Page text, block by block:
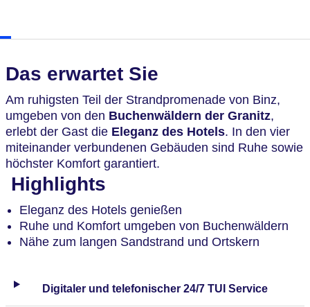
Das erwartet Sie
Am ruhigsten Teil der Strandpromenade von Binz,
umgeben von den Buchenwäldern der Granitz,
erlebt der Gast die Eleganz des Hotels. In den vier
miteinander verbundenen Gebäuden sind Ruhe sowie
höchster Komfort garantiert.
Highlights
Eleganz des Hotels genießen
Ruhe und Komfort umgeben von Buchenwäldern
Nähe zum langen Sandstrand und Ortskern
Digitaler und telefonischer 24/7 TUI Service